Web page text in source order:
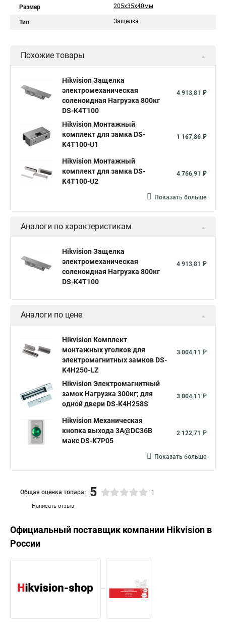
Размер 205х35х40мм
Тип Защелка
Похожие товары
Hikvision Защелка
электромеханическая
соленоидная Нагрузка 800кг
DS-K4T100
4 913,81 ₽
Hikvision Монтажный
комплект для замка DS-
K4T100-U1
1 167,86 ₽
Hikvision Монтажный
комплект для замка DS-
K4T100-U2
4 766,91 ₽
Показать больше
Аналоги по характеристикам
Hikvision Защелка
электромеханическая
соленоидная Нагрузка 800кг
DS-K4T100
4 913,81 ₽
Аналоги по цене
Hikvision Комплект
монтажных уголков для
электромагнитных замков DS-
K4H250-LZ
3 004,11 ₽
Hikvision Электромагнитный
замок Нагрузка 300кг; для
одной двери DS-K4H258S
3 004,11 ₽
Hikvision Механическая
кнопка выхода 3A@DC36В
макс DS-K7P05
2 122,71 ₽
Показать больше
Написать отзыв
Общая оценка товара: 5 1
Официальный поставщик компании Hikvision в
России